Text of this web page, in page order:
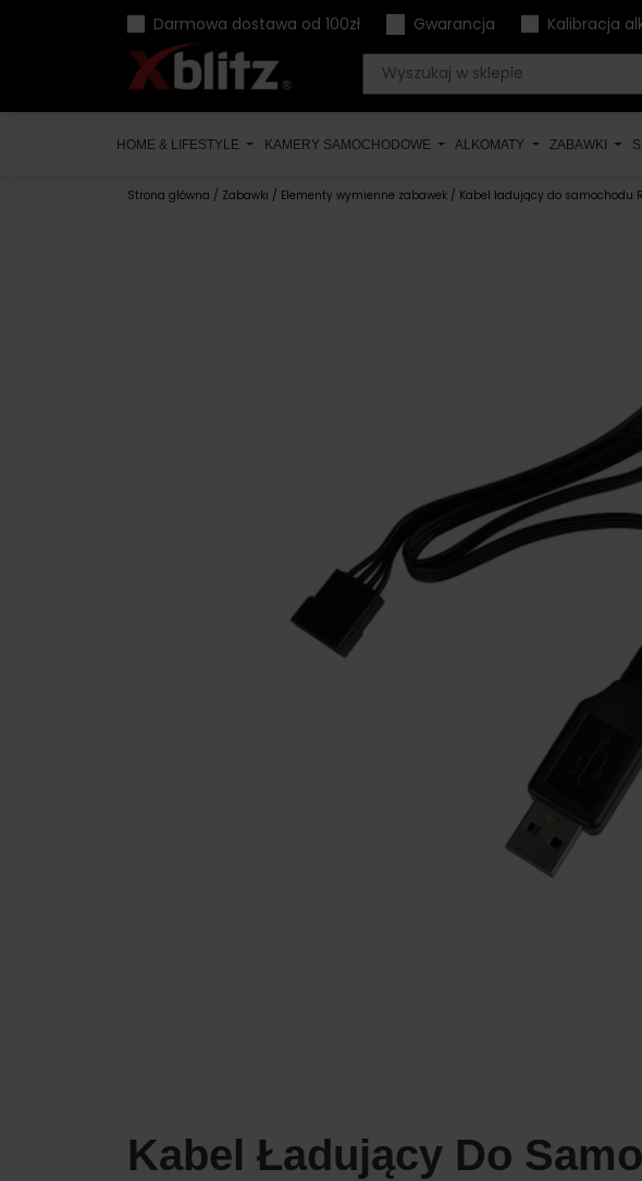
Darmowa dostawa od 100zł Gwarancja Kalibracja
HOME & LIFESTYLE KAMERY SAMOCHODOWE ALKOMATY ZABAWKI
Strona główna / Zabawki / Elementy wymienne zabawek / Kabel ładujący do samochodu
Kabel Ładujący Do